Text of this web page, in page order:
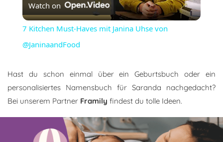
Video
Watch on
7 Kitchen Must-Haves mit Janina Uhse von
@JaninaandFood
Hast du schon einmal über ein Geburtsbuch oder ein
personalisiertes Namensbuch für Saranda nachgedacht?
Bei unserem Partner Framily findest du tolle Ideen.